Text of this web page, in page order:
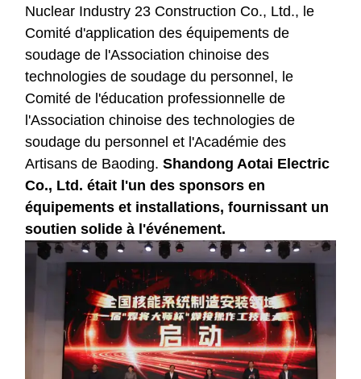
Nuclear Industry 23 Construction Co., Ltd., le
Comité d'application des équipements de
soudage de l'Association chinoise des
technologies de soudage du personnel, le
Comité de l'éducation professionnelle de
l'Association chinoise des technologies de
soudage du personnel et l'Académie des
Artisans de Baoding.Shandong Aotai Electric
Co., Ltd. était l'un des sponsors en
équipements et installations, fournissant un
soutien solide à l'événement.